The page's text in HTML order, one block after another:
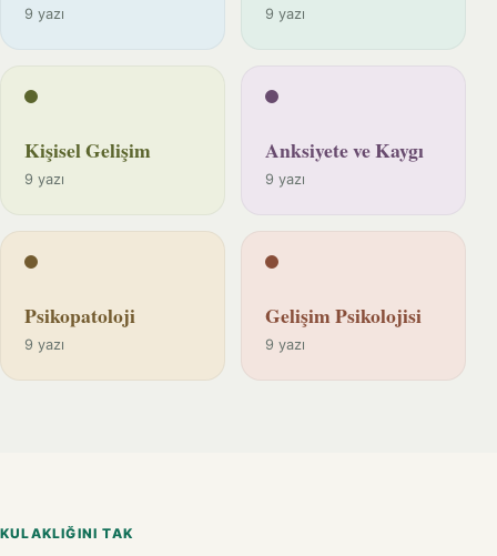
9 yazı 9 yazı
Kişisel Gelişim
9 yazı
Anksiyete ve Kaygı
9 yazı
Psikopatoloji
9 yazı
Gelişim Psikolojisi
9 yazı
KULAKLIĞINI TAK